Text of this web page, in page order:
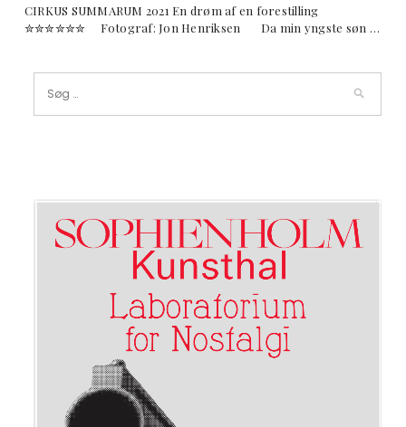
CIRKUS SUMMARUM 2021 En drøm af en forestilling
✮✮✮✮✮✮ Fotograf: Jon Henriksen Da min yngste søn …